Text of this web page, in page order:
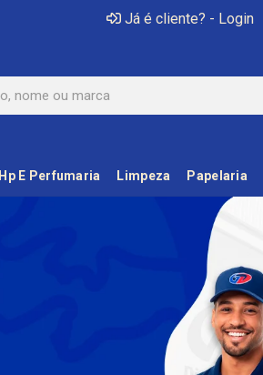
Já é cliente? - Login
Hp E Perfumaria Limpeza Papelaria